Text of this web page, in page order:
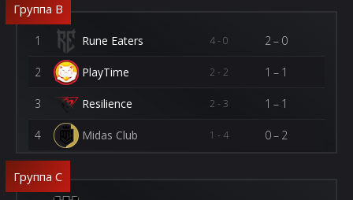
Группа B
1 Rune Eaters 4 - 0 2–0
2 PlayTime 2 - 2 1–1
3 Resilience 2 - 3 1–1
4 Midas Club 1 - 4 0–2
Группа C